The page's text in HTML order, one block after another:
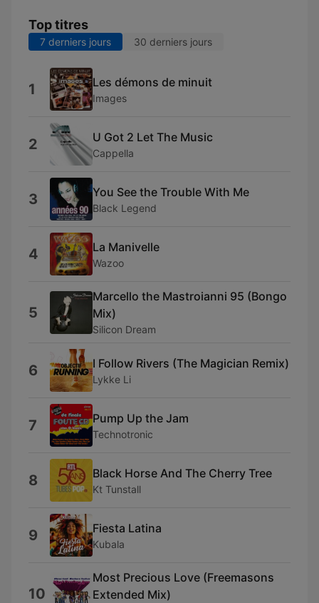
Top titres
7 derniers jours 30 derniers jours
1 Les démons de minuit
Images
2 U Got 2 Let The Music
Cappella
3 You See the Trouble With Me
Black Legend
4 La Manivelle
Wazoo
5
Marcello the Mastroianni 95 (Bongo
Mix)
Silicon Dream
6 I Follow Rivers (The Magician Remix)
Lykke Li
7 Pump Up the Jam
Technotronic
8 Black Horse And The Cherry Tree
Kt Tunstall
9 Fiesta Latina
Kubala
10
Most Precious Love (Freemasons
Extended Mix)